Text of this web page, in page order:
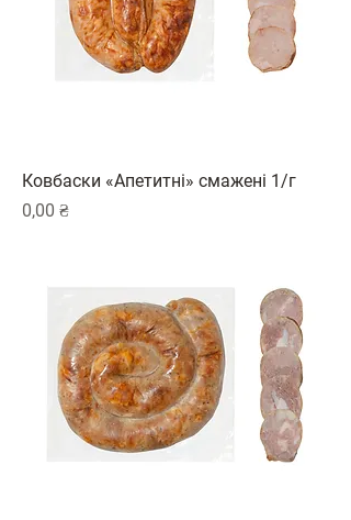
Ковбаски «Апетитні» cмажені 1/г
Ціна
0,00 ₴